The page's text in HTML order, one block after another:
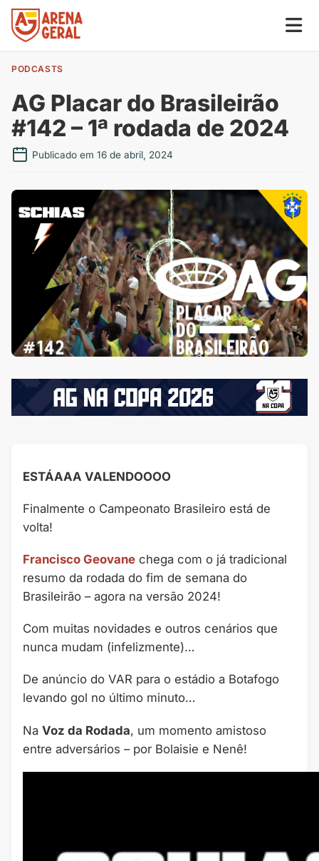
PODCASTS
AG Placar do Brasileirão
#142 – 1ª rodada de 2024
Publicado em 16 de abril, 2024
ESTÁAAA VALENDOOOO
Finalmente o Campeonato Brasileiro está de
volta!
Francisco Geovane chega com o já tradicional
resumo da rodada do fim de semana do
Brasileirão – agora na versão 2024!
Com muitas novidades e outros cenários que
nunca mudam (infelizmente)…
De anúncio do VAR para o estádio a Botafogo
levando gol no último minuto…
Na Voz da Rodada, um momento amistoso
entre adversários – por Bolaisie e Nenê!